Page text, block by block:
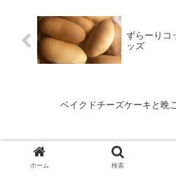
ずらーりコ
ッズ
ベイクドチーズケーキと晩
ホーム 検索